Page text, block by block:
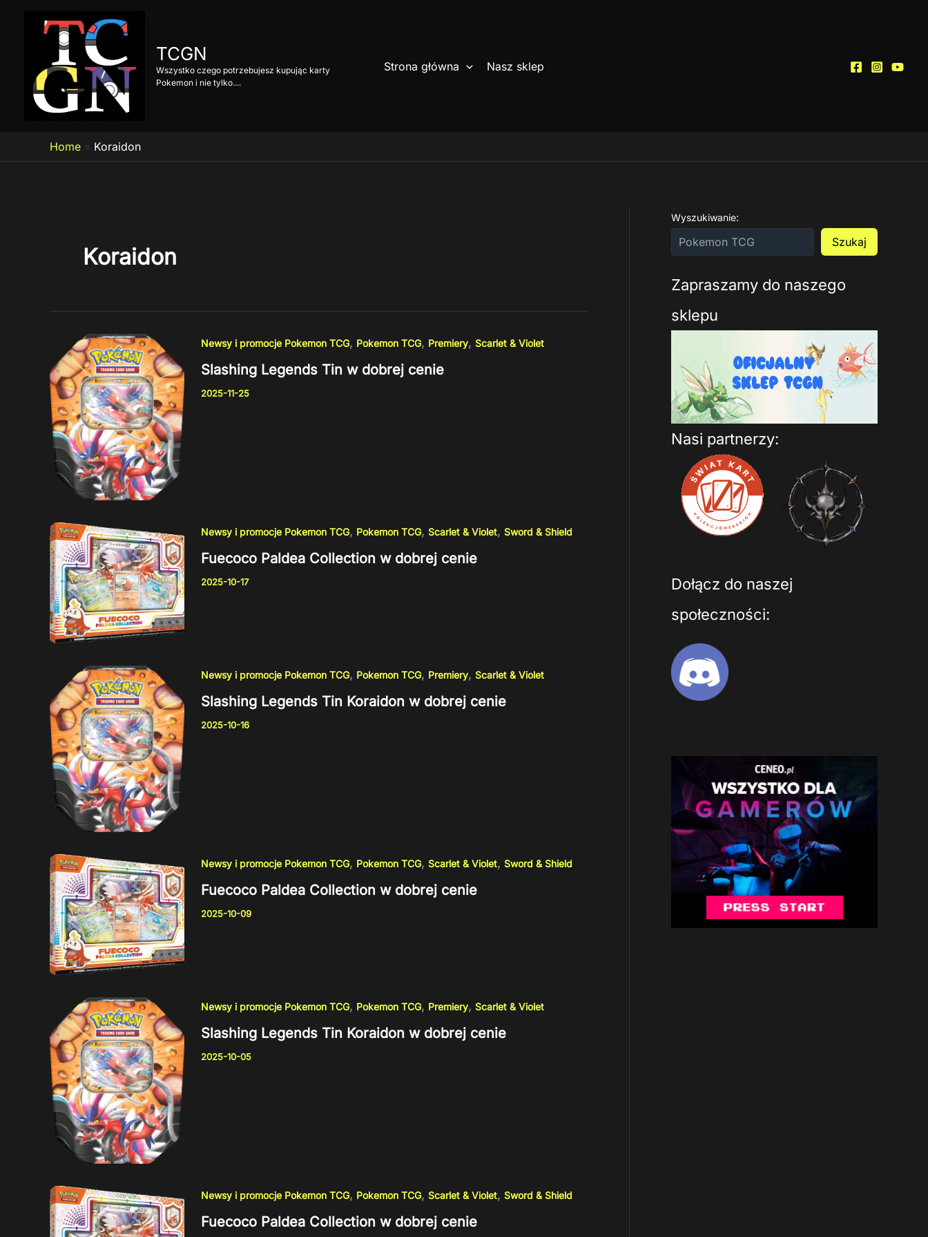
TCGN
Wszystko czego potrzebujesz kupując karty
Pokemon i nie tylko....
Strona główna Nasz sklep
Home » Koraidon
Koraidon
Newsy i promocje Pokemon TCG, Pokemon TCG, Premiery, Scarlet & Violet
Slashing Legends Tin w dobrej cenie
2025-11-25
Newsy i promocje Pokemon TCG, Pokemon TCG, Scarlet & Violet, Sword & Shield
Fuecoco Paldea Collection w dobrej cenie
2025-10-17
Newsy i promocje Pokemon TCG, Pokemon TCG, Premiery, Scarlet & Violet
Slashing Legends Tin Koraidon w dobrej cenie
2025-10-16
Newsy i promocje Pokemon TCG, Pokemon TCG, Scarlet & Violet, Sword & Shield
Fuecoco Paldea Collection w dobrej cenie
2025-10-09
Newsy i promocje Pokemon TCG, Pokemon TCG, Premiery, Scarlet & Violet
Slashing Legends Tin Koraidon w dobrej cenie
2025-10-05
Newsy i promocje Pokemon TCG, Pokemon TCG, Scarlet & Violet, Sword & Shield
Fuecoco Paldea Collection w dobrej cenie
Wyszukiwanie:
Szukaj
Zapraszamy do naszego
sklepu
Nasi partnerzy:
Dołącz do naszej
społeczności: